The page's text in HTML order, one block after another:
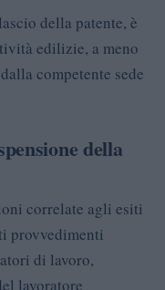
della patente, è
edilizie, a meno
competente sede
della
correlate agli esiti
provvedimenti
di lavoro,
lavoratore